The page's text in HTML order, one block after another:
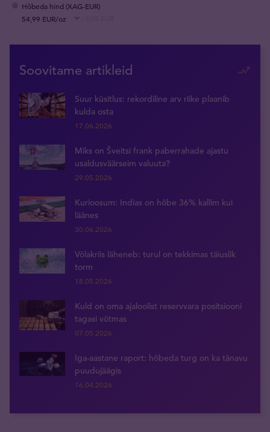
Hõbeda hind (XAG-EUR)
54,99 EUR/oz
Soovitame artikleid
Suur küsitlus: rekordiline arv riike plaanib
kulda osta
17.06.2026
Miks on Šveitsi frank paberrahade ajastu
usaldusväärseim valuuta?
29.05.2026
Kurioosum: Indias on hõbe 36% kallim kui
läänes
30.06.2026
Võlakriis läheneb: turul on tekkimas täiuslik
torm
18.05.2026
Kuld on oma ajaloolist reservvara positsiooni
tagasi võtmas
07.05.2026
Iga-aastane raport: hõbeda turg on ka tänavu
puudujäägis
16.04.2026